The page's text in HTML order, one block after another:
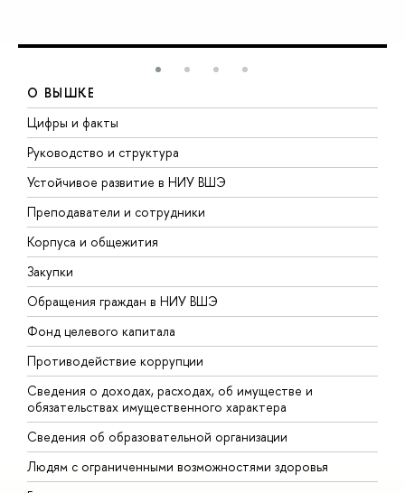
О ВЫШКЕ
Цифры и факты
Руководство и структура
Устойчивое развитие в НИУ ВШЭ
Преподаватели и сотрудники
Корпуса и общежития
Закупки
Обращения граждан в НИУ ВШЭ
Фонд целевого капитала
Противодействие коррупции
Сведения о доходах, расходах, об имуществе и
обязательствах имущественного характера
Сведения об образовательной организации
Людям с ограниченными возможностями здоровья